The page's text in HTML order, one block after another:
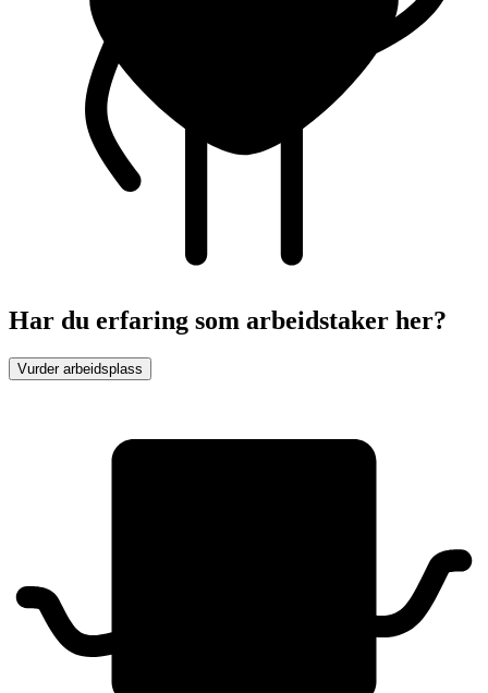
Har du erfaring som arbeidstaker her?
Vurder arbeidsplass